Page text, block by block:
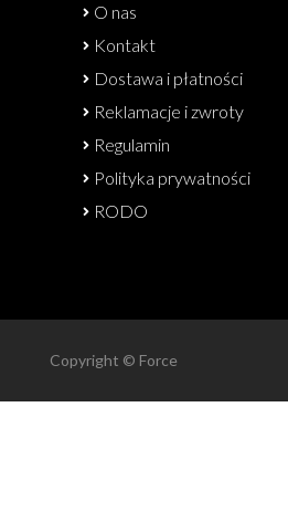
O nas
Kontakt
Dostawa i płatności
Reklamacje i zwroty
Regulamin
Polityka prywatności
RODO
Copyright © Force